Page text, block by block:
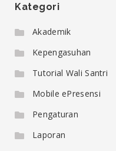
Kategori
Akademik
Kepengasuhan
Tutorial Wali Santri
Mobile ePresensi
Pengaturan
Laporan